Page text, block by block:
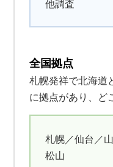
他調査
全国拠点
札幌発祥で北海道
に拠点があり、ど
札幌／仙台／
松山